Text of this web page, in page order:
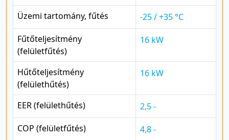
Üzemi tartomány, fűtés
-25 / +35 °C
Fűtőteljesítmény
(felületfűtés)
16 kW
Hűtőteljesítmény
(felülethűtés)
16 kW
EER (felülethűtés)
2,5 -
COP (felületfűtés)
4,8 -